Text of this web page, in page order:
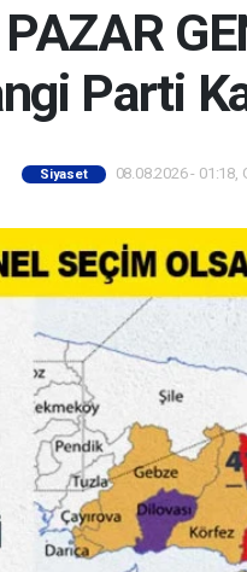
Parti
Siyaset 08.08.2026 - 01:18,